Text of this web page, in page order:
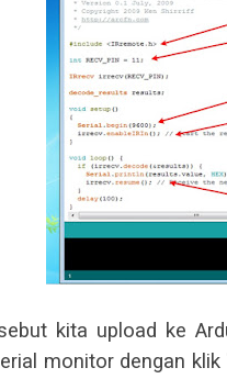
kita upload ke
monitor dengan klik